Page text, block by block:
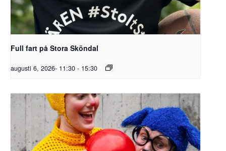
Full fart på Stora Sköndal
augusti 6, 2026- 11:30 - 15:30